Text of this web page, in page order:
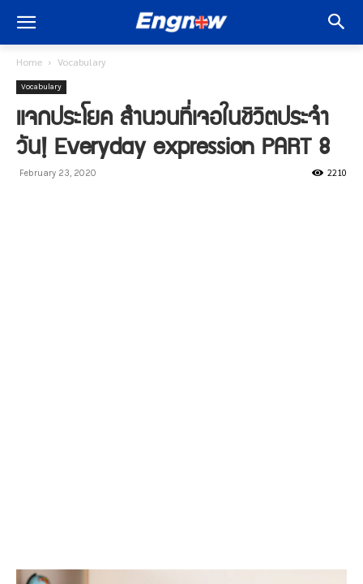
Home Vocabulary
Vocabulary
แจกประโยค สำนวนที่เจอในชีิวิตประจำ
วัน! Everyday expression PART 8
February 23, 2020 2210